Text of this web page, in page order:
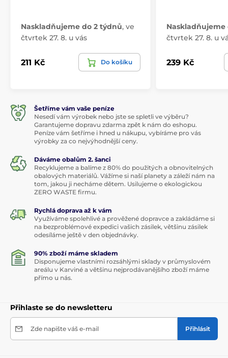
Naskladňujeme do 2 týdnů, ve
čtvrtek 27. 8. u vás
211 Kč Do košíku
Naskladňujeme
čtvrtek 27. 8. u
239 Kč
Šetříme vám vaše peníze
Nesedí vám výrobek nebo jste se spletli ve výběru?
Garantujeme dopravu zdarma zpět k nám do eshopu.
Peníze vám šetříme i hned u nákupu, vybíráme pro vás
výrobky za co nejvýhodnější ceny.
Dáváme obalům 2. šanci
Recyklujeme a balíme z 80% do použitých a obnovitelných
obalových materiálů. Vážíme si naší planety a záleží nám na
tom, jakou ji necháme dětem. Usilujeme o ekologickou
ZERO WASTE firmu.
Rychlá doprava až k vám
Využíváme spolehlivé a prověžené dopravce a zakládáme si
na bezproblémové expedici vašich zásilek, většinu zásilek
odesíláme ještě v den objednávky.
90% zboží máme skladem
Disponujeme vlastními rozsáhlými sklady v průmyslovém
areálu v Karviné a většinu nejprodávanějšího zboží máme
přímo u nás.
Přihlaste se do newsletteru
Zde napište váš e-mail Přihlásit